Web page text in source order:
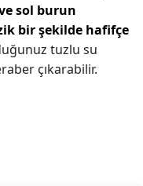
sol burun
bir şekilde hafifçe
tuzlu su
çıkarabilir.